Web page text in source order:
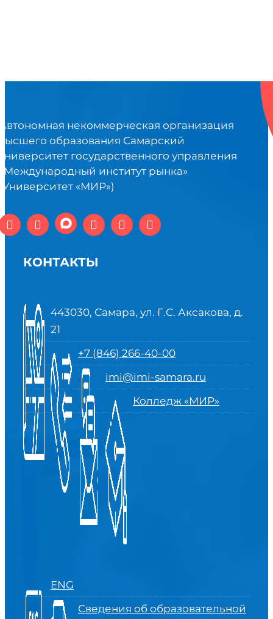
некоммерческая организация
образования Самарский
государственного управления
институт рынка»
«МИР»)
КОНТАКТЫ
443030, Самара, ул. Г.С. Аксакова, д.
21
+7 (846) 266-40-00
imi@imi-samara.ru
Колледж «МИР»
ENG
Сведения об образовательной